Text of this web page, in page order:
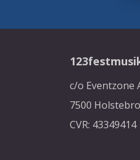
c/o Eventzone
7500
CVR: 43349414